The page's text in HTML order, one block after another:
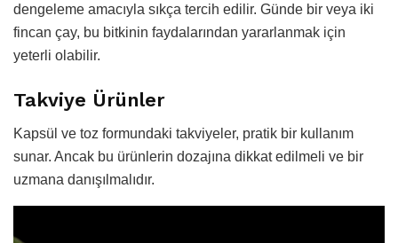
dengeleme amacıyla sıkça tercih edilir. Günde bir veya iki
fincan çay, bu bitkinin faydalarından yararlanmak için
yeterli olabilir.
Takviye Ürünler
Kapsül ve toz formundaki takviyeler, pratik bir kullanım
sunar. Ancak bu ürünlerin dozajına dikkat edilmeli ve bir
uzmana danışılmalıdır.